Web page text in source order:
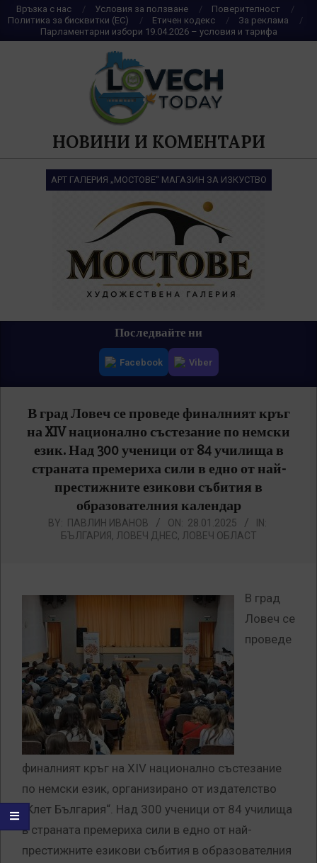
Skip
to
content
Връзка с нас Условия за ползване
Поверителност
Политика за бисквитки (ЕС)
Етичен кодекс
За реклама
Парламентарни избори 19.04.2026 – условия и тарифа
НОВИНИ И КОМЕНТАРИ
АРТ ГАЛЕРИЯ „МОСТОВЕ“ МАГАЗИН ЗА ИЗКУСТВО
Последвайте ни
Facebook Viber
В град Ловеч се проведе финалният кръг
на XIV национално състезание по немски
език. Над 300 ученици от 84 училища в
страната премериха сили в едно от най-
престижните езикови събития в
образователния календар
BY: ПАВЛИН ИВАНОВ ON: 28.01.2025
IN:
БЪЛГАРИЯ, ЛОВЕЧ ДНЕС, ЛОВЕЧ ОБЛАСТ
В град
Ловеч се
проведе
финалният кръг на XIV национално състезание
по немски език, организирано от издателство
„Клет България“. Над 300 ученици от 84 училища
в страната премериха сили в едно от най-
престижните езикови събития в образователния